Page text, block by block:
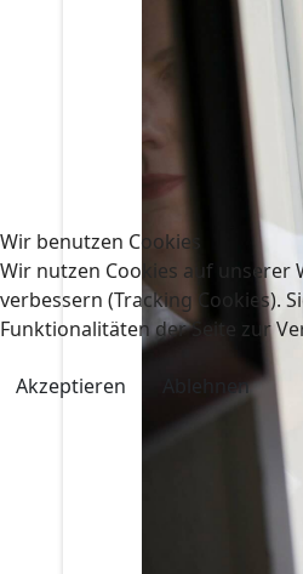
Wir benutzen Cookies
Wir nutzen Cookies auf unserer
verbessern (Tracking Cookies).
Funktionalitäten der Seite zur
Akzeptieren
Ablehnen